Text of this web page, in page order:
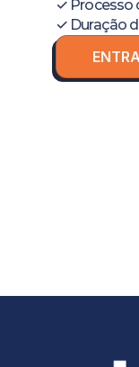
✓ Processo
✓ Duração